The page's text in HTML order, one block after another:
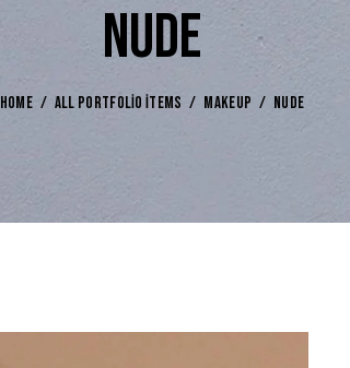
NUDE
HOME ALL PORTFOLIO ITEMS MAKEUP NUDE